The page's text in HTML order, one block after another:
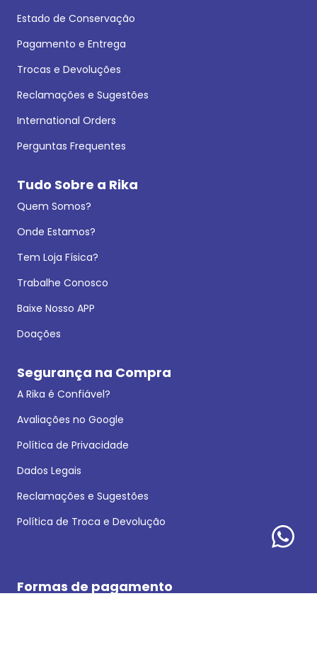
Estado de Conservação
Pagamento e Entrega
Trocas e Devoluções
Reclamações e Sugestões
International Orders
Perguntas Frequentes
Tudo Sobre a Rika
Quem Somos?
Onde Estamos?
Tem Loja Física?
Trabalhe Conosco
Baixe Nosso APP
Doações
Segurança na Compra
A Rika é Confiável?
Avaliações no Google
Política de Privacidade
Dados Legais
Reclamações e Sugestões
Política de Troca e Devolução
Formas de pagamento